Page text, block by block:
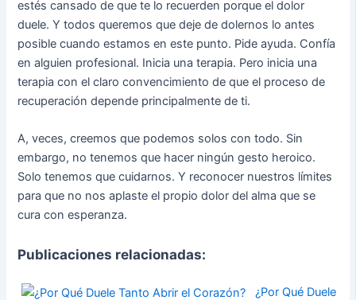
estés cansado de que te lo recuerden porque el dolor
duele. Y todos queremos que deje de dolernos lo antes
posible cuando estamos en este punto. Pide ayuda. Confía
en alguien profesional. Inicia una terapia. Pero inicia una
terapia con el claro convencimiento de que el proceso de
recuperación depende principalmente de ti.
A, veces, creemos que podemos solos con todo. Sin
embargo, no tenemos que hacer ningún gesto heroico.
Solo tenemos que cuidarnos. Y reconocer nuestros límites
para que no nos aplaste el propio dolor del alma que se
cura con esperanza.
Publicaciones relacionadas:
¿Por Qué Duele